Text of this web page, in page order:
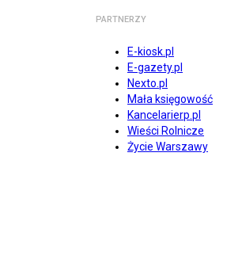
PARTNERZY
E-kiosk.pl
E-gazety.pl
Nexto.pl
Mała księgowość
Kancelarierp.pl
Wieści Rolnicze
Życie Warszawy